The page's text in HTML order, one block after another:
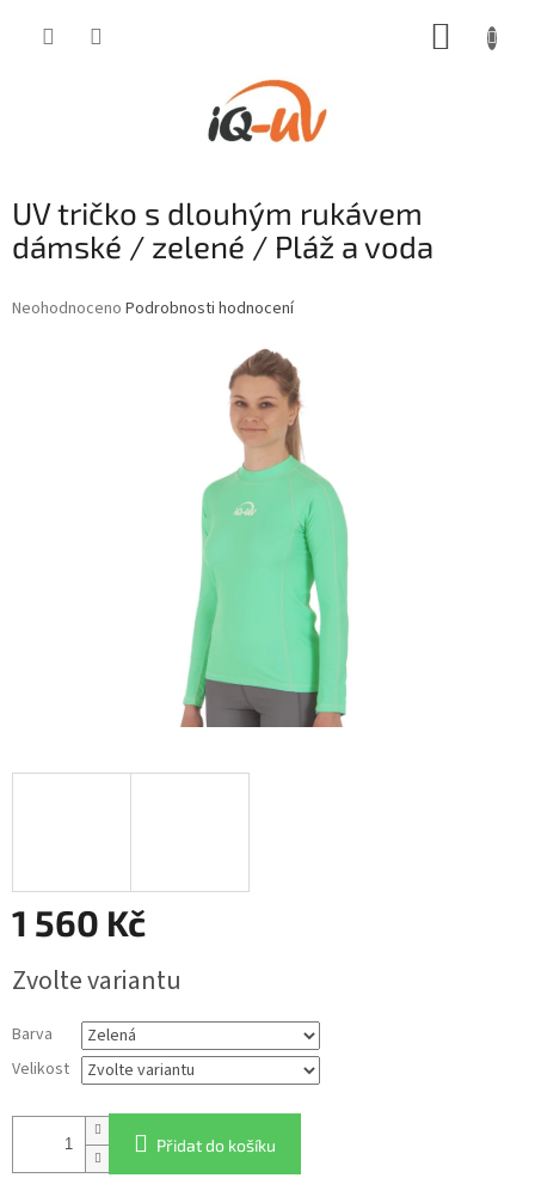
UV tričko s dlouhým rukávem
dámské / zelené / Pláž a voda
Průměrné
Neohodnoceno Podrobnosti hodnocení
1 560 Kč
cena:
Zvolte variantu
Barva
Velikost
Přidat do košíku